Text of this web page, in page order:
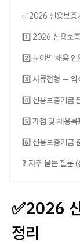
✅2026 신용보증
1️⃣ 2026 신용보
2️⃣ 분야별 채용
3️⃣ 서류전형 — 약
4️⃣ 신용보증기금
5️⃣ 가점 및 채용
6️⃣ 신용보증기금
❓ 자주 묻는 질문
✅2026
정리